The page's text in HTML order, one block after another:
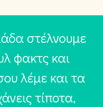
στέλνουμε
φακτς και
λέμε και τα
τίποτα,